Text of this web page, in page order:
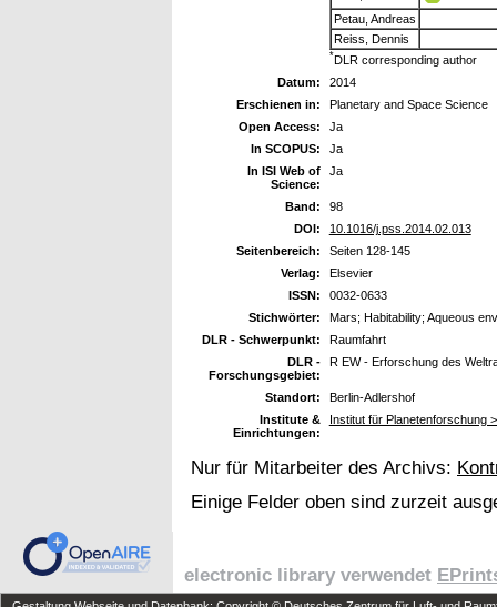
Petau, Andreas
Reiss, Dennis
*DLR corresponding author
Datum:
2014
Erschienen in:
Planetary and Space Science
Open Access:
Ja
In SCOPUS:
Ja
In ISI Web of
Science:
Ja
Band:
98
DOI:
10.1016/j.pss.2014.02.013
Seitenbereich:
Seiten 128-145
Verlag:
Elsevier
ISSN:
0032-0633
Stichwörter:
Mars; Habitability; Aqueous
DLR - Schwerpunkt:
Raumfahrt
DLR -
Forschungsgebiet:
R EW - Erforschung des
Standort:
Berlin-Adlershof
Institute &
Einrichtungen:
Institut für Planetenforschung
Nur für Mitarbeiter des Archivs:
Einige Felder oben sind zurzeit
electronic library verwendet